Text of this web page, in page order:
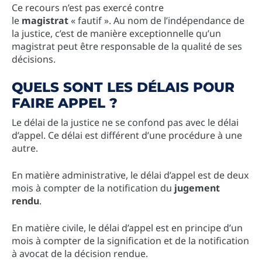
Ce recours n’est pas exercé contre
le magistrat« fautif ». Au nom de l’indépendance de
la justice, c’est de manière exceptionnelle qu’un
magistrat peut être responsable de la qualité de ses
décisions.
QUELS SONT LES DÉLAIS POUR
FAIRE APPEL ?
Le délai de la justice ne se confond pas avec le délai
d’appel. Ce délai est différent d’une procédure à une
autre.
En matière administrative, le délai d’appel est de deux
mois à compter de la notification du jugement
rendu.
En matière civile, le délai d’appel est en principe d’un
mois à compter de la signification et de la notification
à avocat de la décision rendue.